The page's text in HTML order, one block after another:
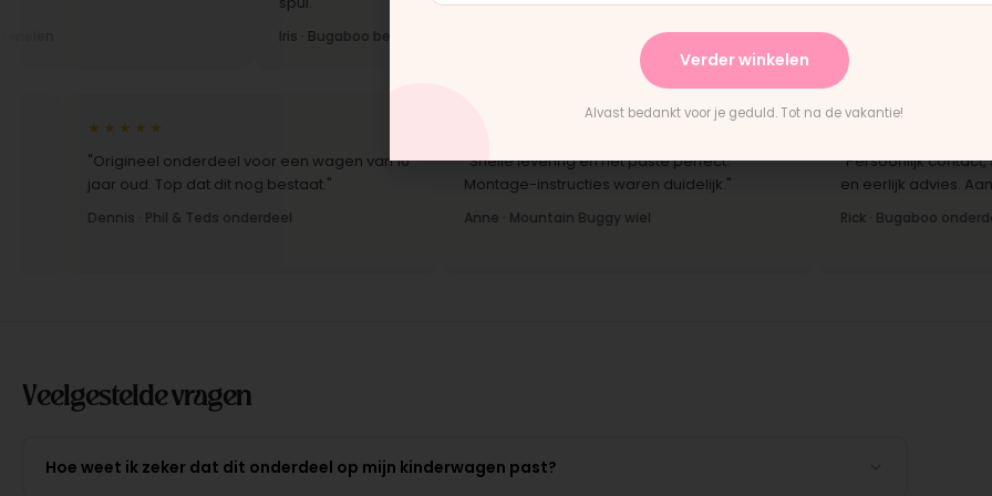
Iris · Bugaboo bekleding Bas · Joolz duwstang
★★★★★
"Origineel onderdeel voor een wagen van 10
jaar oud. Top dat dit nog bestaat."
Dennis · Phil & Teds onderdeel
"Snelle levering en het paste perfect.
Montage-instructies waren duidelijk."
Anne · Mountain Buggy wiel
"Persoonlijk contact,
en eerlijk advies.
Rick · Bugaboo onderdeel
Veelgestelde vragen
Hoe weet ik zeker dat dit onderdeel op mijn kinderwagen past?
Verder winkelen
Alvast bedankt voor je geduld. Tot na de vakantie!